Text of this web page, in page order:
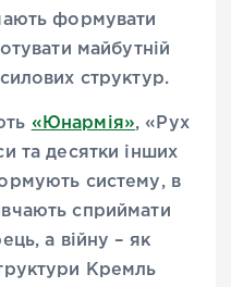
формувати
майбутній
структур.
«Юнармія», «Рух
та десятки інших
систему, в
сприймати
а війну – як
Кремль